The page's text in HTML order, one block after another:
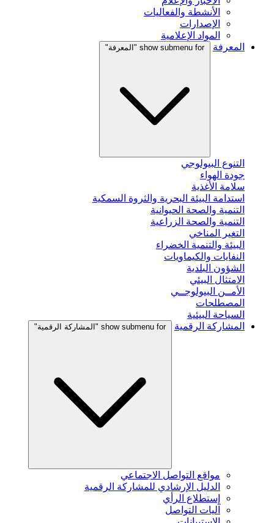
الأنشطة والفعاليات
الإصدارات
المواد الإعلامية
المعرفة
show submenu for "المعرفة"
التنوع البيولوجي
جودة الهواء
سلامة الأغذية
استدامة البيئة البحرية والثروة السمكية
التنمية والصحة الحيوانية
التنمية والصحة الزراعية
التغير المناخي
البيئة والتنمية الخضراء
النفايات والكيماويات
الشؤون البلدية
الامتثال البيئي
الأمــن البيولوجــي
المصطلحات
السياحة البيئية
المشاركة الرقمية
show submenu for "المشاركة الرقمية"
مواقع التواصل الاجتماعي
الدليل الإرشادي للمشاركة الرقمية
إستطلاع الرأي
آليات التواصل